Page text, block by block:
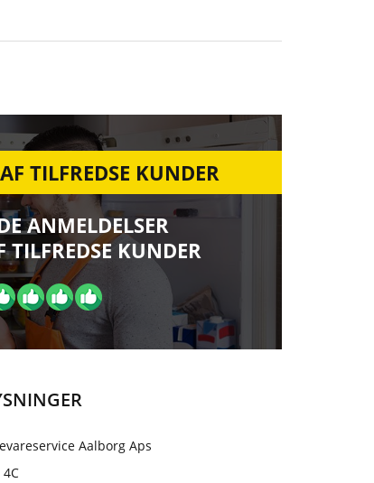
TILFREDSE KUNDER
ANMELDELSER
TILFREDSE KUNDER
Aalborg Aps